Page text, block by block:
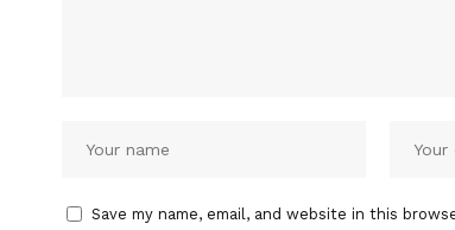
Save my name, email, and website in this